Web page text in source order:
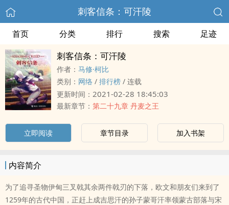
刺客信条：可汗陵
首页 分类 排行 搜索 足迹
刺客信条：可汗陵
作者： 马修·柯比
类别： 网络 / 排行榜 / 连载
更新时间： 2021-02-28 18:45:03
最新章节： 第二十九章 丹麦之王
立即阅读 章节目录 加入书架
内容简介
为了追寻圣物伊甸三叉戟其余两件戟刃的下落，欧文和朋友们来到了
1259年的古代中国，正赶上成吉思汗的孙子蒙哥汗率领蒙古部落与宋